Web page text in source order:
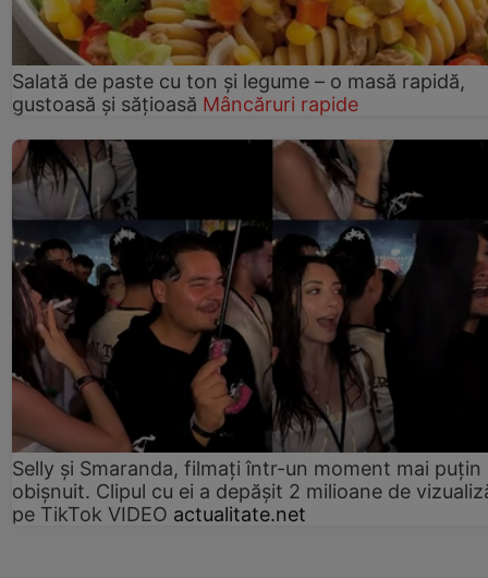
Salată de paste cu ton și legume – o masă rapidă,
gustoasă și sățioasă Mâncăruri rapide
Selly și Smaranda, filmați într-un moment mai puțin
obișnuit. Clipul cu ei a depășit 2 milioane de
pe TikTok VIDEO actualitate.net